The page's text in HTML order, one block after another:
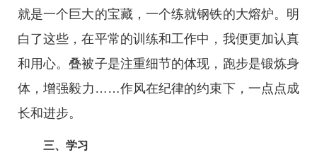
就是一个巨大的宝藏，一个练就钢铁的大熔炉。明
白了这些，在平常的训练和工作中，我便更加认真
和用心。叠被子是注重细节的体现，跑步是锻炼身
体，增强毅力……作风在纪律的约束下，一点点成
长和进步。
三、学习